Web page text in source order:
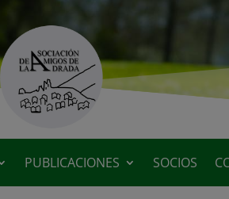
PUBLICACIONES SOCIOS